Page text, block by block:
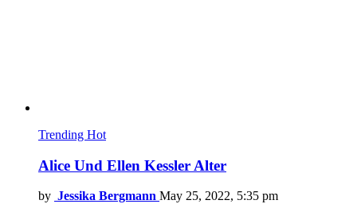
Trending Hot
Alice Und Ellen Kessler Alter
by Jessika Bergmann May 25, 2022, 5:35 pm